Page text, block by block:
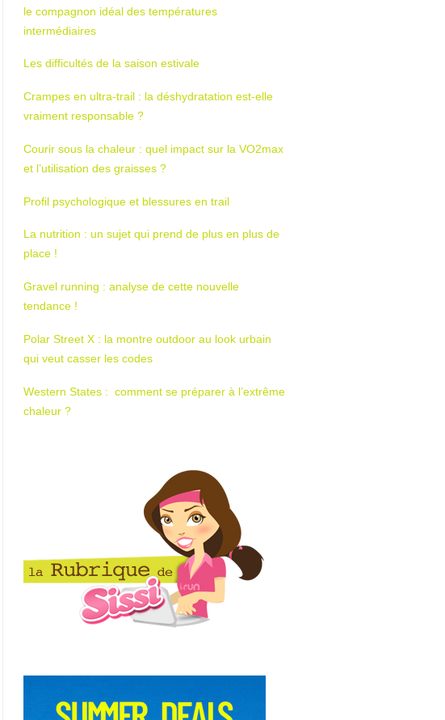
le compagnon idéal des températures
intermédiaires
Les difficultés de la saison estivale
Crampes en ultra-trail : la déshydratation est-elle
vraiment responsable ?
Courir sous la chaleur : quel impact sur la VO2max
et l’utilisation des graisses ?
Profil psychologique et blessures en trail
La nutrition : un sujet qui prend de plus en plus de
place !
Gravel running : analyse de cette nouvelle
tendance !
Polar Street X : la montre outdoor au look urbain
qui veut casser les codes
Western States : comment se préparer à l’extrême
chaleur ?